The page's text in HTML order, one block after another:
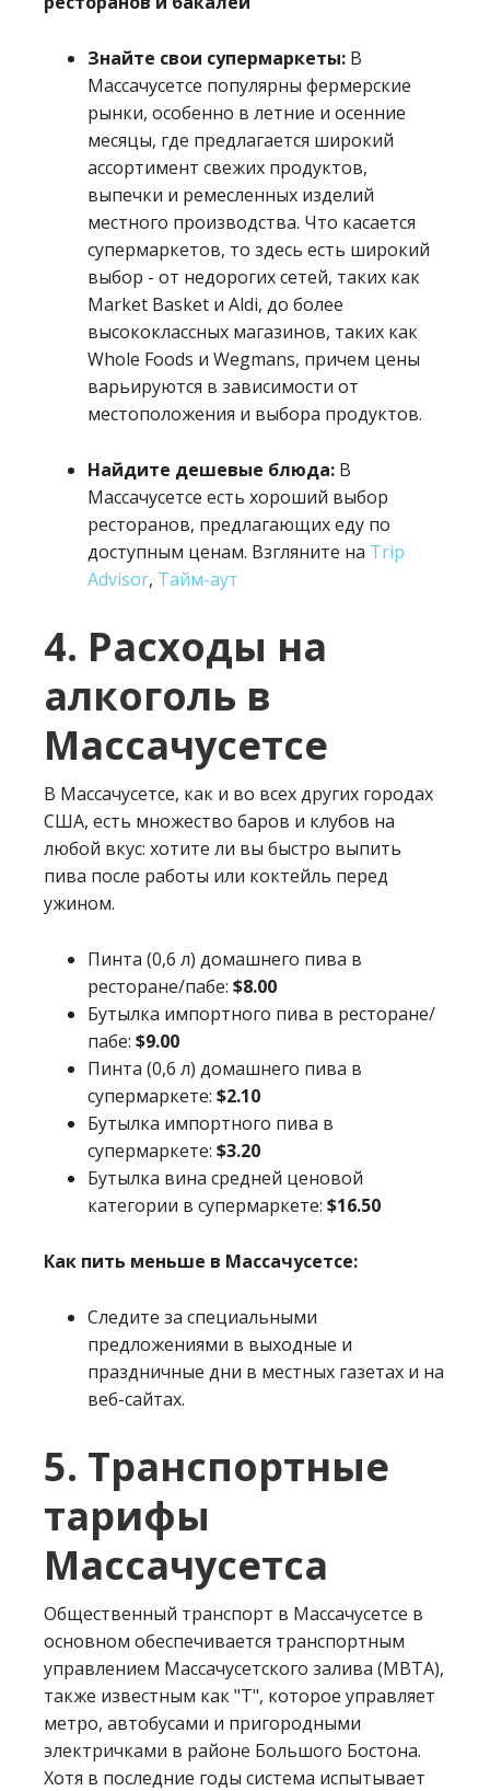
Знайте свои супермаркеты: В
Массачусетсе популярны фермерские
рынки, особенно в летние и осенние
месяцы, где предлагается широкий
ассортимент свежих продуктов,
выпечки и ремесленных изделий
местного производства. Что касается
супермаркетов, то здесь есть широкий
выбор - от недорогих сетей, таких как
Market Basket и Aldi, до более
высококлассных магазинов, таких как
Whole Foods и Wegmans, причем цены
варьируются в зависимости от
местоположения и выбора продуктов.
Найдите дешевые блюда: В
Массачусетсе есть хороший выбор
ресторанов, предлагающих еду по
доступным ценам. Взгляните на Trip
Advisor, Тайм-аут
4. Расходы на
алкоголь в
Массачусетсе
В Массачусетсе, как и во всех других городах
США, есть множество баров и клубов на
любой вкус: хотите ли вы быстро выпить
пива после работы или коктейль перед
ужином.
Пинта (0,6 л) домашнего пива в
ресторане/пабе: $8.00
Бутылка импортного пива в ресторане/
пабе: $9.00
Пинта (0,6 л) домашнего пива в
супермаркете: $2.10
Бутылка импортного пива в
супермаркете: $3.20
Бутылка вина средней ценовой
категории в супермаркете: $16.50
Как пить меньше в Массачусетсе:
Следите за специальными
предложениями в выходные и
праздничные дни в местных газетах и на
веб-сайтах.
5. Транспортные
тарифы
Массачусетса
Общественный транспорт в Массачусетсе в
основном обеспечивается транспортным
управлением Массачусетского залива (MBTA),
также известным как "T", которое управляет
метро, автобусами и пригородными
электричками в районе Большого Бостона.
Хотя в последние годы система испытывает